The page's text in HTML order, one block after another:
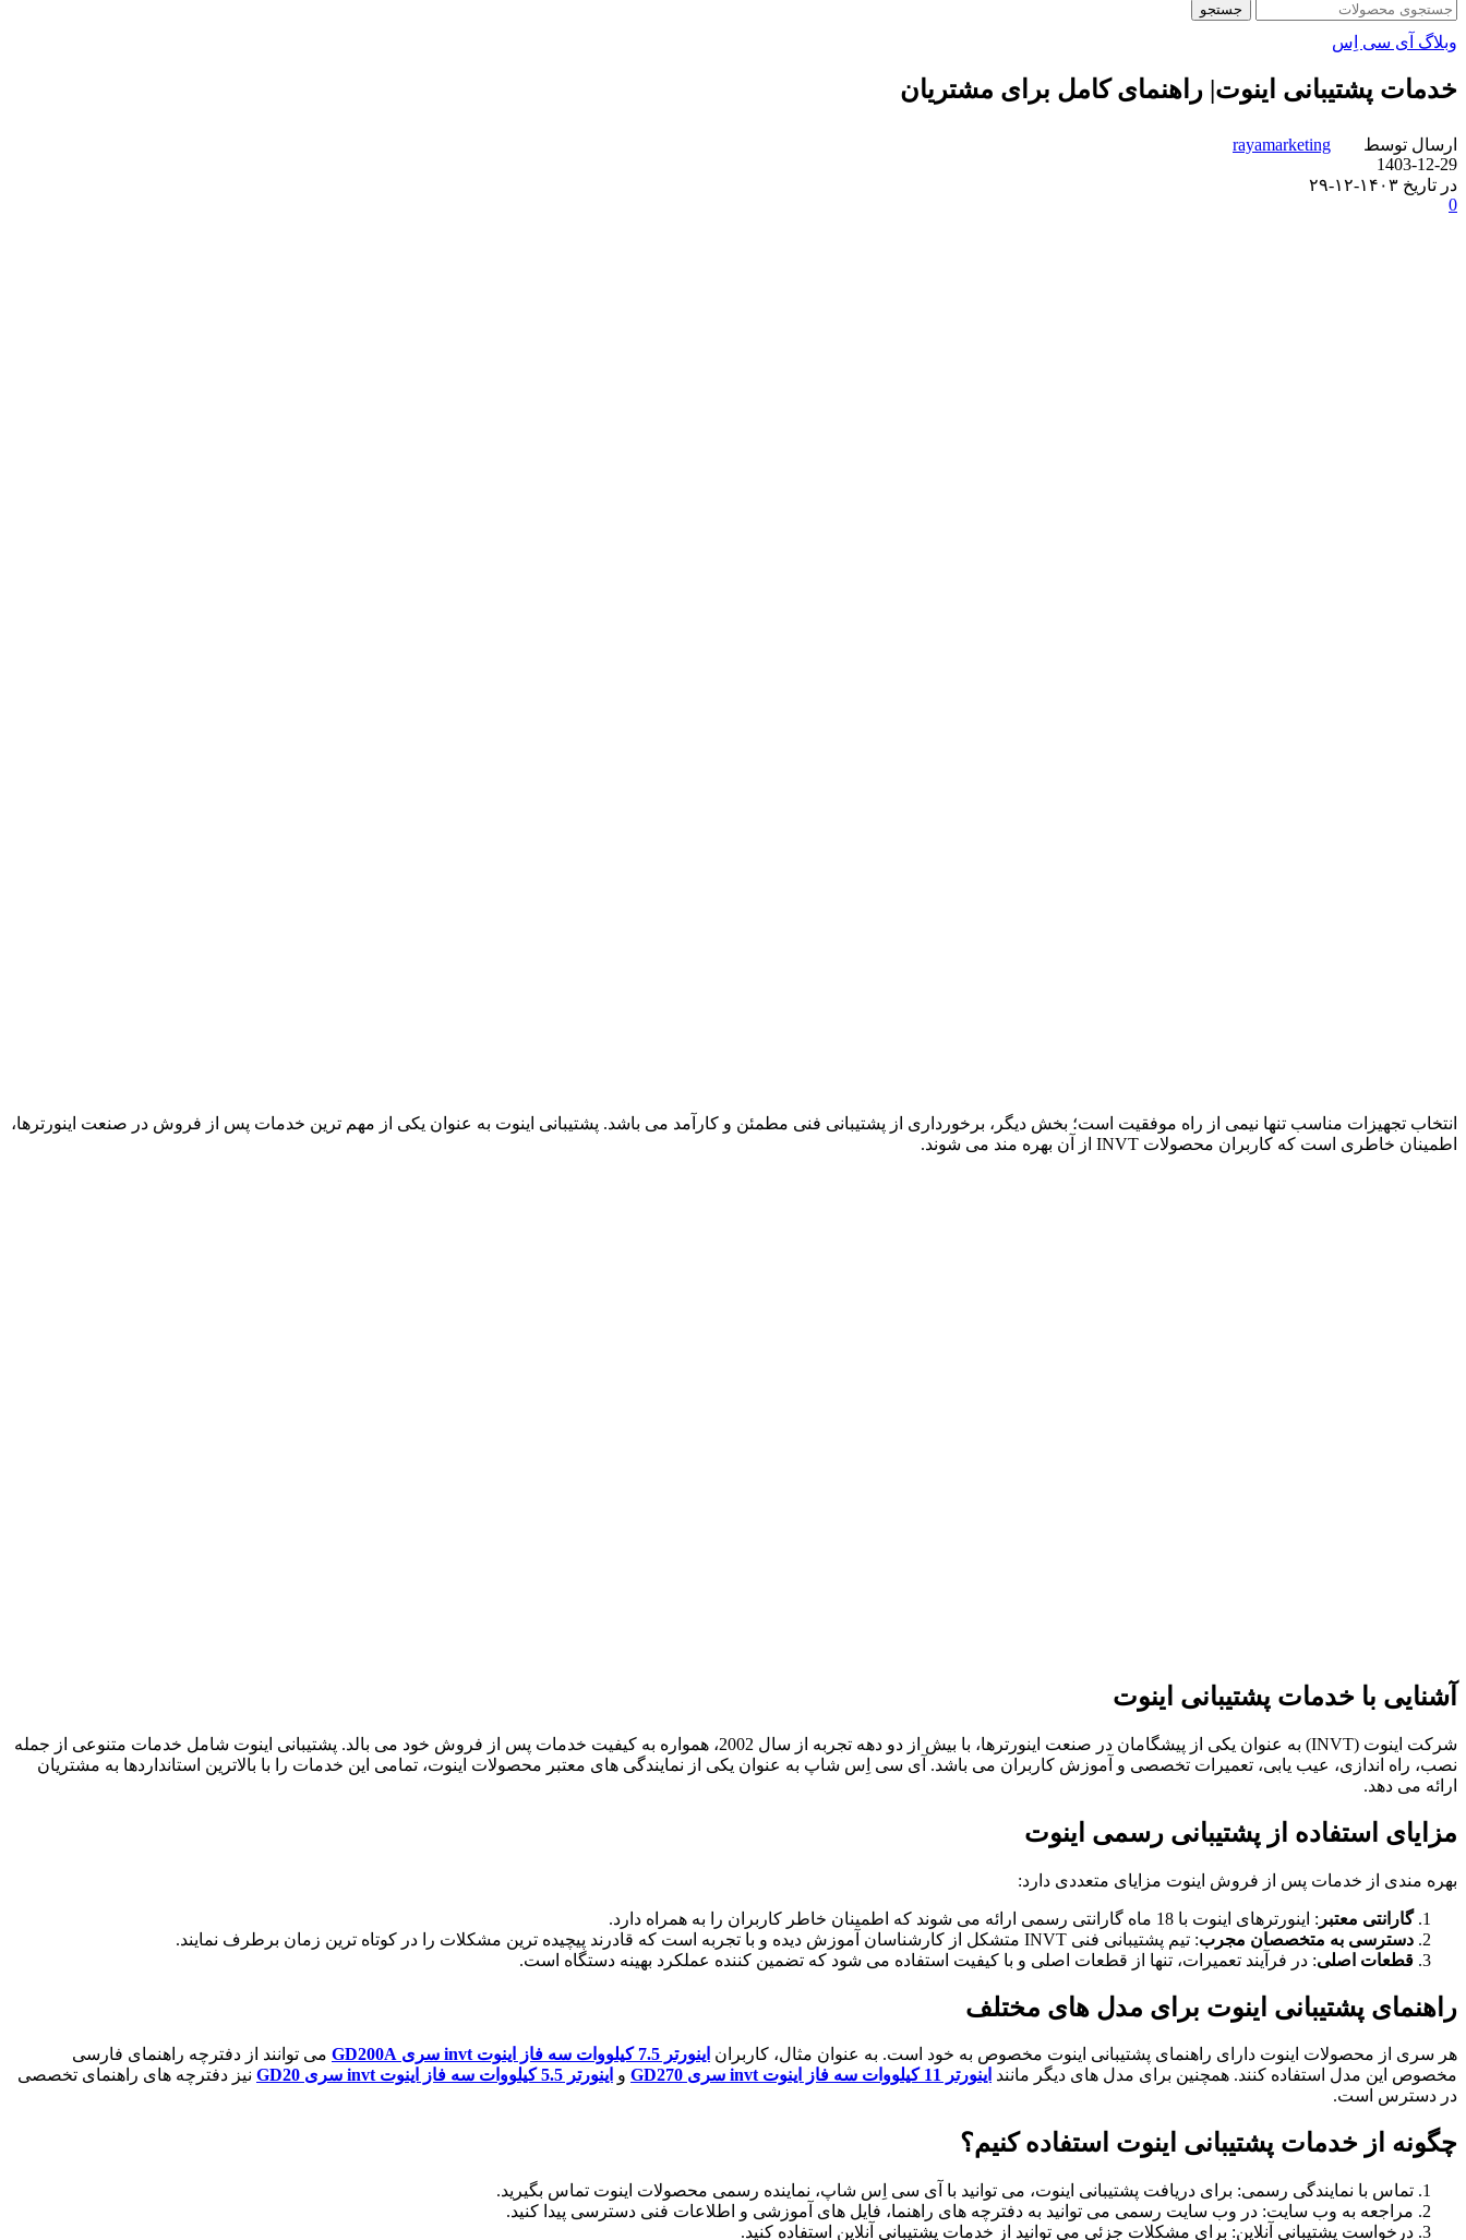
جستجو
وبلاگ آی سی اِس
خدمات پشتیبانی اینوت| راهنمای کامل برای مشتریان
ارسال توسط
rayamarketing
1403-12-29
در تاریخ ۱۴۰۳-۱۲-۲۹
0
انتخاب تجهیزات مناسب تنها نیمی از راه موفقیت است؛ بخش دیگر، برخورداری از پشتیبانی فنی مطمئن و کارآمد می باشد. پشتیبانی اینوت به عنوان یکی از مهم ترین خدمات پس از فروش در صنعت اینورترها،
اطمینان خاطری است که کاربران محصولات INVT از آن بهره مند می شوند.
آشنایی با خدمات پشتیبانی اینوت
شرکت اینوت (INVT) به عنوان یکی از پیشگامان در صنعت اینورترها، با بیش از دو دهه تجربه از سال 2002، همواره به کیفیت خدمات پس از فروش خود می بالد. پشتیبانی اینوت شامل خدمات متنوعی از جمله
نصب، راه اندازی، عیب یابی، تعمیرات تخصصی و آموزش کاربران می باشد. آی سی اِس شاپ به عنوان یکی از نمایندگی های معتبر محصولات اینوت، تمامی این خدمات را با بالاترین استانداردها به مشتریان
ارائه می دهد.
مزایای استفاده از پشتیبانی رسمی اینوت
بهره مندی از خدمات پس از فروش اینوت مزایای متعددی دارد:
گارانتی معتبر : اینورترهای اینوت با 18 ماه گارانتی رسمی ارائه می شوند که اطمینان خاطر کاربران را به همراه دارد.
دسترسی به متخصصان مجرب: تیم پشتیبانی فنی INVT متشکل از کارشناسان آموزش دیده و با تجربه است که قادرند پیچیده ترین مشکلات را در کوتاه ترین زمان برطرف نمایند.
قطعات اصلی: در فرآیند تعمیرات، تنها از قطعات اصلی و با کیفیت استفاده می شود که تضمین کننده عملکرد بهینه دستگاه است.
راهنمای پشتیبانی اینوت برای مدل های مختلف
هر سری از محصولات اینوت دارای راهنمای پشتیبانی اینوت مخصوص به خود است. به عنوان مثال، کاربران اينورتر 7.5 کیلووات سه فاز اینوت invt سری GD200A
می توانند از دفترچه راهنمای فارسی
مخصوص این مدل استفاده کنند. همچنین برای مدل های دیگر مانند اينورتر 11 کیلووات سه فاز اینوت invt سری GD270 و اينورتر 5.5 کیلووات سه فاز اینوت invt سری GD20
نیز دفترچه های راهنمای تخصصی
در دسترس است.
چگونه از خدمات پشتیبانی اینوت استفاده کنیم؟
تماس با نمایندگی رسمی: برای دریافت پشتیبانی اینوت، می توانید با آی سی اِس شاپ، نماینده رسمی محصولات اینوت تماس بگیرید.
مراجعه به وب سایت: در وب سایت رسمی می توانید به دفترچه های راهنما، فایل های آموزشی و اطلاعات فنی دسترسی پیدا کنید.
درخواست پشتیبانی آنلاین: برای مشکلات جزئی می توانید از خدمات پشتیبانی آنلاین استفاده کنید.